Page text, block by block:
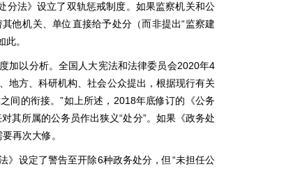
分法》设立了双轨惩戒制度。如果监察机关和公
他机关、单位直接给予处分（而非提出“监察建
。
加以分析。全国人大宪法和法律委员会2020年4
地方、科研机构、社会公众提出，根据现行有关
间的衔接。”如上所述，2018年底修订的《公务
其所属的公务员作出狭义“处分”。如果《政务处
再次大修。
》设定了警告至开除6种政务处分，但“未担任公